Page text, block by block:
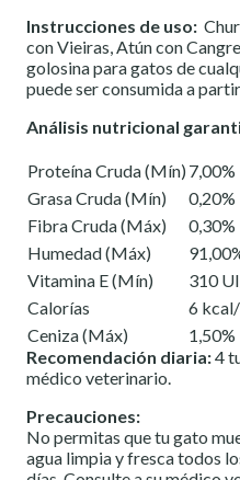
Instrucciones de uso:
con Vieiras, Atún con
golosina para gatos de
puede ser consumida a
Análisis nutricional
Proteína Cruda (Mín) 7,00%
Grasa Cruda (Mín)
0,20%
Fibra Cruda (Máx)
0,30%
Humedad (Máx)
Vitamina E (Mín)
310
Calorías
6
Ceniza (Máx)
1,50%
Recomendación diaria:4
médico veterinario.
Precauciones:
No permitas que tu gato
agua limpia y fresca todos